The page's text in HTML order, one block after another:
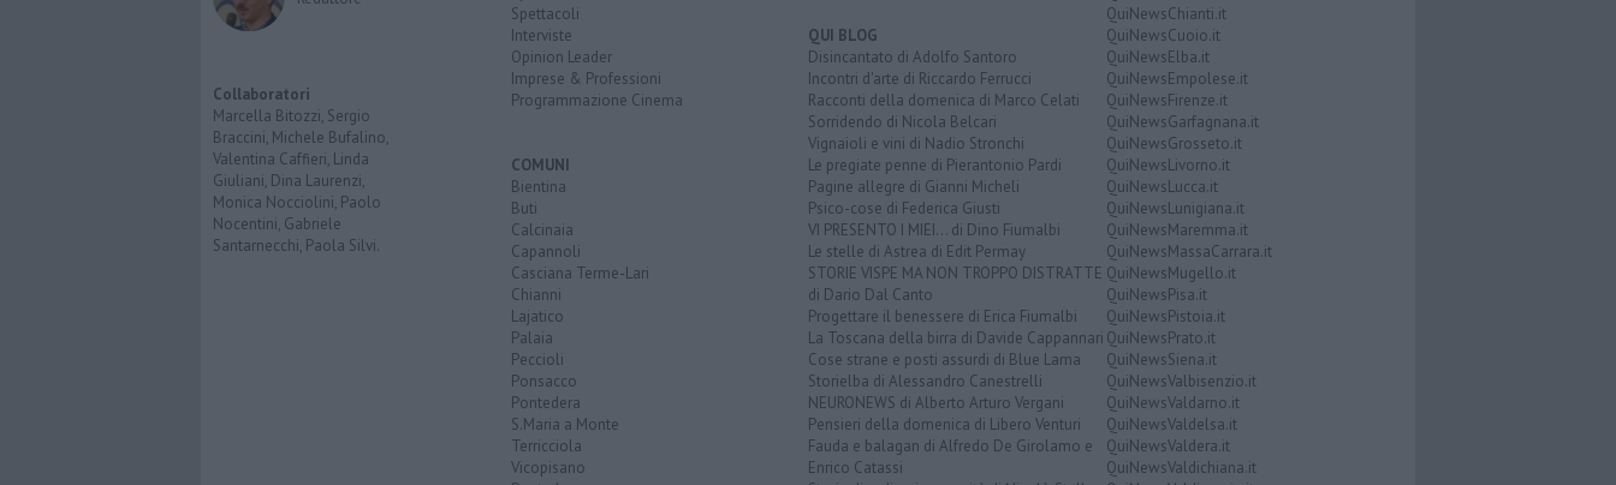
Collaboratori
Marcella Bitozzi, Sergio
Braccini, Michele Bufalino,
Valentina Caffieri, Linda
Giuliani, Dina Laurenzi,
Monica Nocciolini, Paolo
Nocentini, Gabriele
Santarnecchi, Paola Silvi.
Spettacoli
Interviste
Opinion Leader
Imprese & Professioni
Programmazione Cinema
COMUNI
Bientina
Buti
Calcinaia
Capannoli
Casciana Terme-Lari
Chianni
Lajatico
Palaia
Peccioli
Ponsacco
Pontedera
S.Maria a Monte
Terricciola
Vicopisano
QUI BLOG
Disincantato di Adolfo Santoro
Incontri d'arte di Riccardo Ferrucci
Racconti della domenica di Marco Celati
Sorridendo di Nicola Belcari
Vignaioli e vini di Nadio Stronchi
Le pregiate penne di Pierantonio Pardi
Pagine allegre di Gianni Micheli
Psico-cose di Federica Giusti
VI PRESENTO I MIEI... di Dino Fiumalbi
Le stelle di Astrea di Edit Permay
STORIE VISPE MA NON TROPPO DISTRATTE
di Dario Dal Canto
Progettare il benessere di Erica Fiumalbi
La Toscana della birra di Davide Cappannari
Cose strane e posti assurdi di Blue Lama
Storielba di Alessandro Canestrelli
NEURONEWS di Alberto Arturo Vergani
Pensieri della domenica di Libero Venturi
Fauda e balagan di Alfredo De Girolamo e
Enrico Catassi
QuiNewsChianti.it
QuiNewsCuoio.it
QuiNewsElba.it
QuiNewsEmpolese.it
QuiNewsFirenze.it
QuiNewsGarfagnana.it
QuiNewsGrosseto.it
QuiNewsLivorno.it
QuiNewsLucca.it
QuiNewsLunigiana.it
QuiNewsMaremma.it
QuiNewsMassaCarrara.it
QuiNewsMugello.it
QuiNewsPisa.it
QuiNewsPistoia.it
QuiNewsPrato.it
QuiNewsSiena.it
QuiNewsValbisenzio.it
QuiNewsValdarno.it
QuiNewsValdelsa.it
QuiNewsValdera.it
QuiNewsValdichiana.it